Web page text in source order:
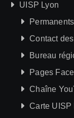
UISP Lyon
Contact
Bureau
Pages
Chaîne
Carte UISP